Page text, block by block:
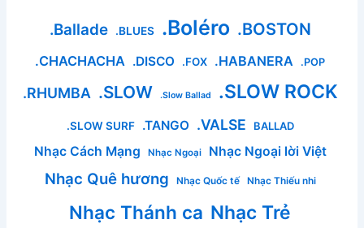
.Ballade .BLUES .Boléro .BOSTON
.CHACHACHA .DISCO .FOX .HABANERA .POP
.RHUMBA .SLOW .Slow Ballad .SLOW ROCK
.SLOW SURF .TANGO .VALSE BALLAD
Nhạc Cách Mạng Nhạc Ngoại Nhạc Ngoại lời Việt
Nhạc Quê hương Nhạc Quốc tế Nhạc Thiếu nhi
Nhạc Thánh ca Nhạc Trẻ